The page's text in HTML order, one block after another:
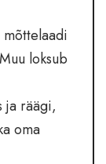
mõttelaadi
loksub
ja räägi,
oma